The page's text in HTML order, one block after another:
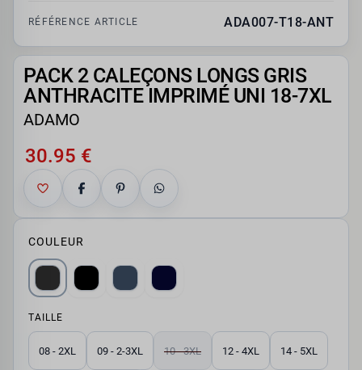
RÉFÉRENCE ARTICLE ADA007-T18-ANT
PACK 2 CALEÇONS LONGS GRIS
ANTHRACITE IMPRIMÉ UNI 18-7XL
ADAMO
30.95 €
COULEUR
TAILLE
08 - 2XL 09 - 2-3XL 10 - 3XL 12 - 4XL 14 - 5XL